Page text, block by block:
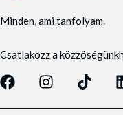
Minden, ami tanfolyam.
Csatlakozz a